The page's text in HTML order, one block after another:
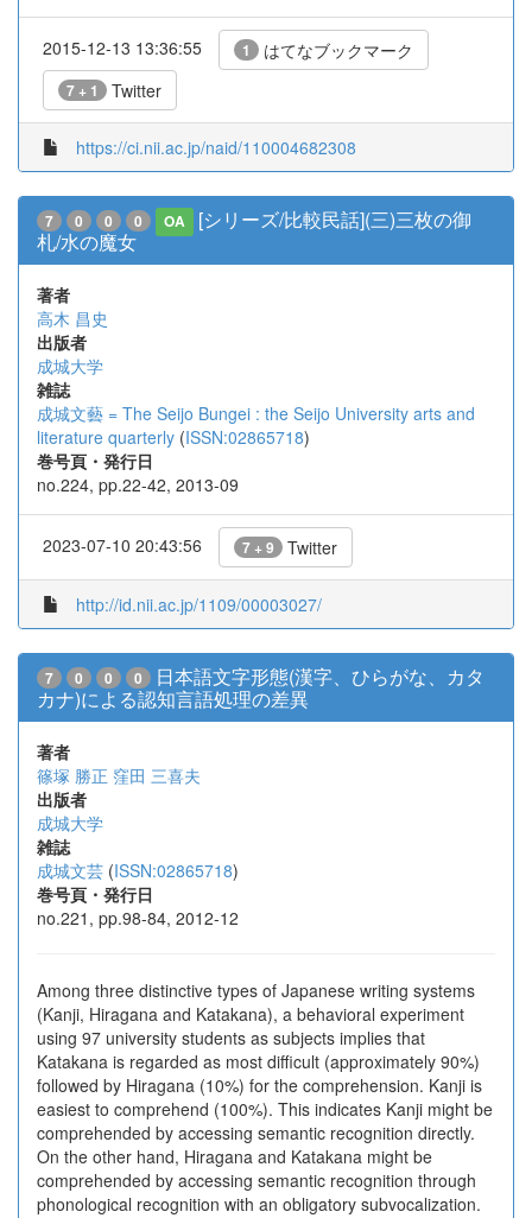
2015-12-13 13:36:55 1 はてなブックマーク
7 + 1 Twitter
https://ci.nii.ac.jp/naid/110004682308
7 0 0 0 OA
[シリーズ/比較民話](三)三枚の御
札/水の魔女
著者
高木 昌史
出版者
成城大学
雑誌
成城文藝 = The Seijo Bungei : the Seijo University arts and
literature quarterly (ISSN:02865718)
巻号頁・発行日
no.224, pp.22-42, 2013-09
2023-07-10 20:43:56 7 + 9 Twitter
http://id.nii.ac.jp/1109/00003027/
7 0 0 0
日本語文字形態(漢字、ひらがな、カタ
カナ)による認知言語処理の差異
著者
篠塚 勝正 窪田 三喜夫
出版者
成城大学
雑誌
成城文芸 (ISSN:02865718)
巻号頁・発行日
no.221, pp.98-84, 2012-12
Among three distinctive types of Japanese writing systems
(Kanji, Hiragana and Katakana), a behavioral experiment
using 97 university students as subjects implies that
Katakana is regarded as most difficult (approximately 90%)
followed by Hiragana (10%) for the comprehension. Kanji is
easiest to comprehend (100%). This indicates Kanji might be
comprehended by accessing semantic recognition directly.
On the other hand, Hiragana and Katakana might be
comprehended by accessing semantic recognition through
phonological recognition with an obligatory subvocalization.